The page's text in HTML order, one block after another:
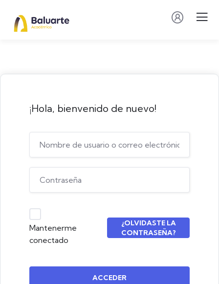
¡Hola, bienvenido de nuevo!
Mantenerme
conectado
¿OLVIDASTE LA
CONTRASEÑA?
ACCEDER